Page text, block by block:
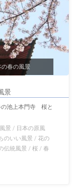
の春の風景
景
池上本門寺 桜と
景 / 日本の原風
のいい風景 /花の
伝統風景 /桜 /春